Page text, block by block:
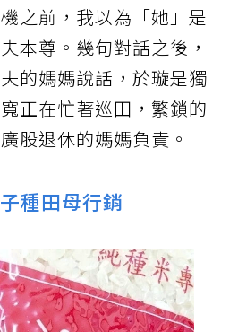
之前，我以為「她」是
本尊。幾句對話之後，
的媽媽說話，於璇是獨
正在忙著巡田，繁鎖的
股退休的媽媽負責。
種田母行銷